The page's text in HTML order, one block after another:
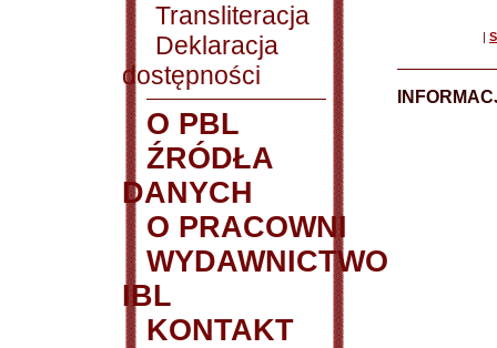
Transliteracja
Deklaracja
dostępności
O PBL
ŹRÓDŁA
DANYCH
O PRACOWNI
WYDAWNICTWO
IBL
KONTAKT
|